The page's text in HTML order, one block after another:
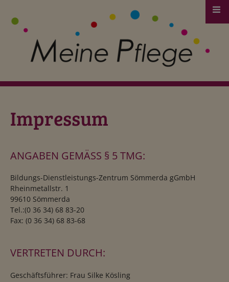
Impressum
ANGABEN GEMÄSS § 5 TMG:
Bildungs-Dienstleistungs-Zentrum Sömmerda gGmbH
Rheinmetallstr. 1
99610 Sömmerda
Tel.:(0 36 34) 68 83-20
Fax: (0 36 34) 68 83-68
VERTRETEN DURCH:
Geschäftsführer: Frau Silke Kösling
Unsere Leistungen
zusätzliche Serviceangebote
Pflegekasse-Leistungen
Unsere Angebote
Beratung und Begleitung
Pflegegrade und Budgets